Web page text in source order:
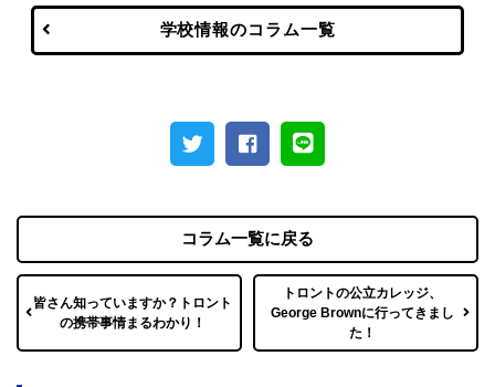
学校情報のコラム一覧
皆さん知っていますか？トロント
の携帯事情まるわかり！
コラム一覧に戻る
トロントの公立カレッジ、
George Brownに行ってきまし
た！